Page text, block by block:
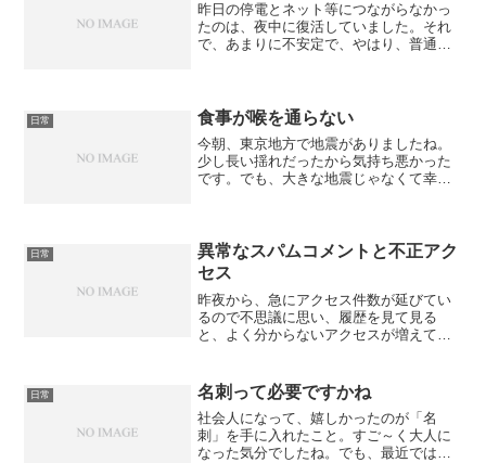
昨日の停電とネット等につながらなかっ
たのは、夜中に復活していました。それ
で、あまりに不安定で、やはり、普通の
て、新しい環境に！と思っ...
日常 食事が喉を通らない
今朝、東京地方で地震がありましたね。
少し長い揺れだったから気持ち悪かった
です。でも、大きな地震じゃなくて幸い
食となるもので、アイスや...
日常
異常なスパムコメントと不正アク
セス
昨夜から、急にアクセス件数が延びてい
るので不思議に思い、履歴を見て見る
と、よく分からないアクセスが増えてま
ントが900件ありました。前に、3000件
の不正アクセスが...
日常 名刺って必要ですかね
社会人になって、嬉しかったのが「名
刺」を手に入れたこと。すご～く大人に
なった気分でしたね。でも、最近では単